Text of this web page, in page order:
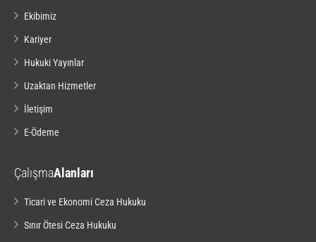
Ekibimiz
Kariyer
Hukuki Yayınlar
Uzaktan Hizmetler
İletişim
E-Ödeme
ÇalışmaAlanları
Ticari ve Ekonomi Ceza Hukuku
Sınır Ötesi Ceza Hukuku